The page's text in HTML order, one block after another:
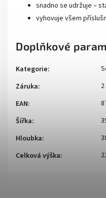
snadno se udržuje –
vyhovuje všem
Doplňkové
Kategorie:
Záruka:
EAN:
Šířka:
Hloubka:
Celková výška: